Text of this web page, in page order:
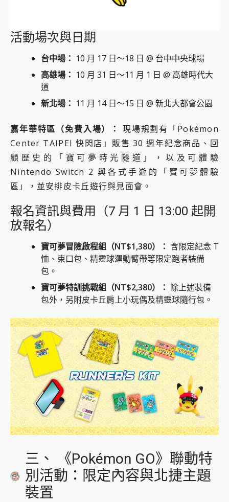
活動場次與日期
台中場： 10 月 17 日～18 日 @ 台中中央球場
高雄場： 10 月 31 日～11 月 1 日 @ 高雄時代大
道
新北場： 11 月 14 日～15 日 @ 新北大都會公園
嘉年華特區（免費入場）：
現場規劃有「Pokémon
Center TAIPEI 快閃店」販售 30 週年紀念商品、回
顧歷史的「寶可夢時光隧道」，以及可體驗
Nintendo Switch 2 與各式手遊的「寶可夢體驗
區」，並安排皮卡丘遊行與見面會。
報名資訊與費用（7 月 1 日 13:00 起開
放報名）
寶可夢冒險啟程組（NT$1,380）： 含限定紀念 T
恤、束口包、精靈球運動臂帶等限定跑者裝備
包。
寶可夢特訓挑戰組（NT$2,380）： 除上述裝備
包外，另附皮卡丘肩上小玩偶及精靈球隨行包。
三、 《Pokémon GO》聯動特
別活動：限定內容與北捷主題
裝置